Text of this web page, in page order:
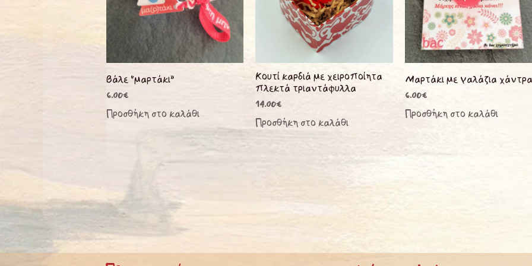
Βάλε “μαρτάκι”
6.00€
Προσθήκη στο καλάθι
Κουτί καρδιά με χειροποίητα
πλεκτά τριαντάφυλλα
14.00€
Προσθήκη στο καλάθι
Μαρτάκι με γαλάζια χάντρα
6.00€
Προσθήκη στο καλάθι